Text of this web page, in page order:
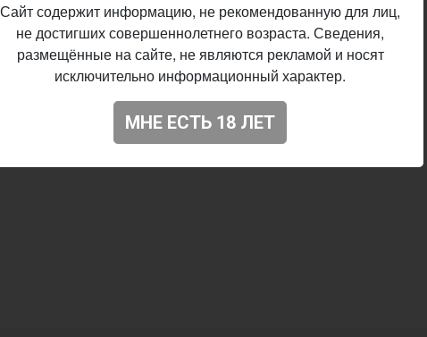
Сайт содержит информацию, не рекомендованную для лиц,
не достигших совершеннолетнего возраста. Сведения,
размещённые на сайте, не являются рекламой и носят
исключительно информационный характер.
МНЕ ЕСТЬ 18 ЛЕТ